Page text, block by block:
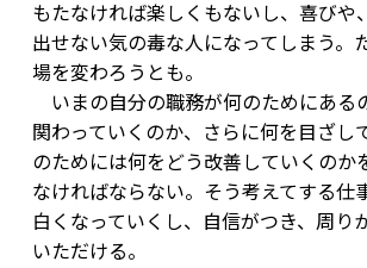
もたなければ楽しくもないし、喜びや
出せない気の毒な人になってしまう。
場を変わろうとも。
いまの自分の職務が何のためにある
関わっていくのか、さらに何を目ざし
のためには何をどう改善していくのか
なければならない。そう考えてする仕
白くなっていくし、自信がつき、周り
いただける。